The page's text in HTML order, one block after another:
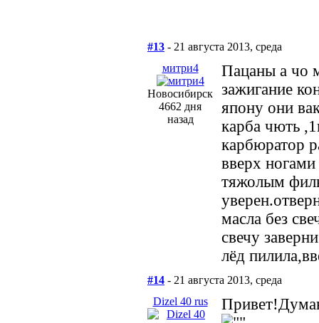
#13 - 21 августа 2013, среда
митри4
Новосибирск
4662 дня
назад
Пацаны а чо
зажигание
япону они
карба чють
карбюратор
вверх
тяжолым
масла без
свечу
лёд
#14 - 21 августа 2013, среда
Dizel 40 rus